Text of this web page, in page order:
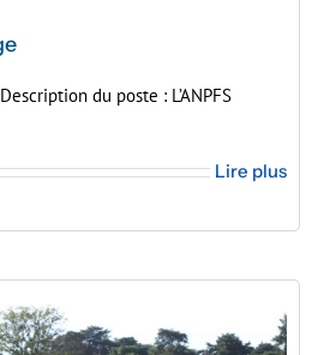
du poste : L’ANPFS
Lire plus